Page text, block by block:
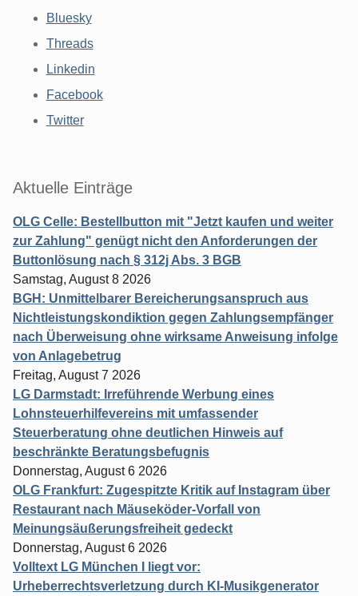
Bluesky
Threads
Linkedin
Facebook
Twitter
Aktuelle Einträge
OLG Celle: Bestellbutton mit "Jetzt kaufen und weiter
zur Zahlung" genügt nicht den Anforderungen der
Buttonlösung nach § 312j Abs. 3 BGB
Samstag, August 8 2026
BGH: Unmittelbarer Bereicherungsanspruch aus
Nichtleistungskondiktion gegen Zahlungsempfänger
nach Überweisung ohne wirksame Anweisung infolge
von Anlagebetrug
Freitag, August 7 2026
LG Darmstadt: Irreführende Werbung eines
Lohnsteuerhilfevereins mit umfassender
Steuerberatung ohne deutlichen Hinweis auf
beschränkte Beratungsbefugnis
Donnerstag, August 6 2026
OLG Frankfurt: Zugespitzte Kritik auf Instagram über
Restaurant nach Mäuseköder-Vorfall von
Meinungsäußerungsfreiheit gedeckt
Donnerstag, August 6 2026
Volltext LG München I liegt vor:
Urheberrechtsverletzung durch KI-Musikgenerator